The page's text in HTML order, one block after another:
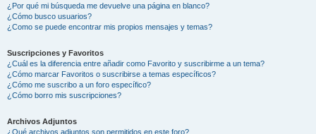
¿Por qué mi búsqueda me devuelve una página en blanco?
¿Cómo busco usuarios?
¿Como se puede encontrar mis propios mensajes y temas?
Suscripciones y Favoritos
¿Cuál es la diferencia entre añadir como Favorito y suscribirme a un tema?
¿Cómo marcar Favoritos o suscribirse a temas específicos?
¿Cómo me suscribo a un foro específico?
¿Cómo borro mis suscripciones?
Archivos Adjuntos
¿Qué archivos adjuntos son permitidos en este foro?